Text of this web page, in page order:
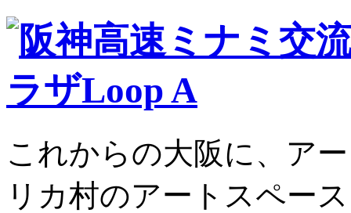
これからの大阪に、ア
リカ村のアートスペー